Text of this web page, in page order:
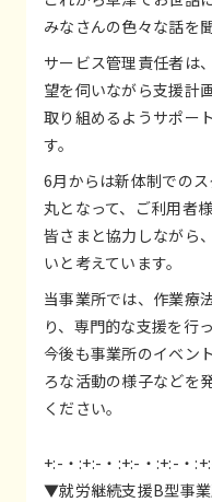
みなさんの色々な話を
サービス管理責任者は
望を伺いながら支援計
取り組めるようサポー
す。
6月からは新体制での
丸となって、ご利用者
皆さまと協力しながら
いと考えています。
当事業所では、作業療
り、専門的な支援を行
今後も事業所のイベン
ろな活動の様子などを
ください。
+:-・:+:-・:+:-・:+:-・
▼就労継続支援B型事